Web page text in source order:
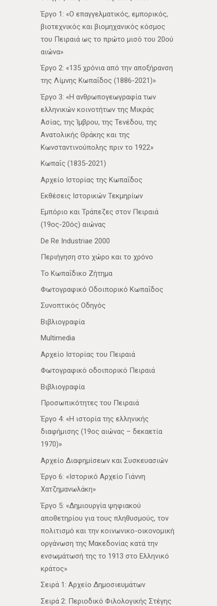
Έργο 1: «Ο επαγγελματικός, εμπορικός,
βιοτεχνικός και βιομηχανικός κόσμος
του Πειραιά ως το πρώτο μισό του 20ού
αιώνα»
Έργο 2: «135 χρόνια από την αποξήρανση
της Λίμνης Κωπαΐδος (1886-2021)»
Έργο 3: «Η ανθρωπογεωγραφία των
ελληνικών κοινοτήτων της Μικράς
Ασίας, της Ίμβρου, της Τενέδου, της
Ανατολικής Θράκης και της
Κωνσταντινούπολης πριν το 1922»
Κωπαΐς (1835-2021)
Αρχείο Ιστορίας της Κωπαΐδος
Εκθέσεις Ιστορικών Τεκμηρίων
Εμπόριο και Τράπεζες στον Πειραιά
(19ος-20ός) αιώνας
De Re Industriae 2000
Περιήγηση στο χώρο και το χρόνο
Το Κωπαΐδικο Ζήτημα
Φωτογραφικό Οδοιπορικό Κωπαΐδος
Συνοπτικός Οδηγός
Βιβλιογραφία
Multimedia
Αρχείο Ιστορίας του Πειραιά
Φωτογραφικό οδοιπορικό Πειραιά
Βιβλιογραφία
Προσωπικότητες του Πειραιά
Έργο 4: «Η ιστορία της ελληνικής
διαφήμισης (19ος αιώνας – δεκαετία
1970)»
Αρχείο Διαφημίσεων και Συσκευασιών
Έργο 6: «Ιστορικό Αρχείο Γιάννη
Χατζημανωλάκη»
Έργο 5: «Δημιουργία ψηφιακού
αποθετηρίου για τους πληθυσμούς, τον
πολιτισμό και την κοινωνικο-οικονομική
οργάνωση της Μακεδονίας κατά την
ενσωμάτωσή της το 1913 στο Ελληνικό
κράτος»
Σειρά 1: Αρχείο Δημοσιευμάτων
Σειρά 2: Περιοδικό Φιλολογικής Στέγης